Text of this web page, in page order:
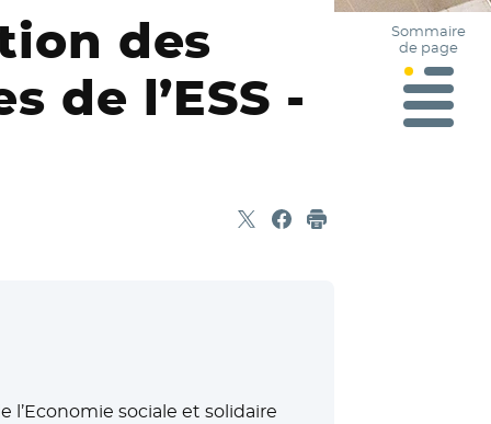
des
de l’ESS -
Partager sur X
- Nouvelle fenêtre
Partager sur Facebook
- Nouvelle fenêtre
Imprimer
Sommaire
de page
l’Economie sociale et solidaire